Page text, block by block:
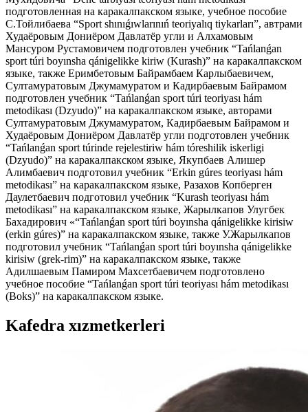
подготовленная на каракалпакском языке, учебное пособие
С.Тойлибаева “Sport shınıǵıwlarınıń teoriyalıq tiykarları”, автрами
Худаёровым Дониёром Давлатёр угли и Алхамовым
Мансуром Рустамовичем подготовлен учебник “Tańlanǵan
sport túri boyınsha qánigelikke kiriw (Kurash)” на каракалпакском
языке, также Еримбетовым Байрамбаем Карлыбаевичем,
Султамуратовым Джумамуратом и Кадирбаевым Байрамом
подготовлен учебник “Tańlanǵan sport túri teoriyası hám
metodikası (Dzyudo)” на каракалпакском языке, авторами
Султамуратовым Джумамуратом, Кадирбаевым Байрамом и
Худаёровым Дониёром Давлатёр угли подготовлен учебник
“Tańlanǵan sport túrinde rejelestiriw hám tóreshilik iskerligi
(Dzyudo)” на каракалпакском языке, Якупбаев Алишер
Алимбаевич подготовил учебник “Erkin gúres teoriyası hám
metodikası” на каракалпакском языке, Разахов Копберген
Даулетбаевич подготовил учебник “Kurash teoriyası hám
metodikası” на каракалпакском языке, Жарылкапов Улугбек
Бахадирович «“Tańlanǵan sport túri boyınsha qánigelikke kirisiw
(erkin gúres)” на каракалпакском языке, также У.Жарылкапов
подготовил учебник “Tańlanǵan sport túri boyınsha qánigelikke
kirisiw (grek-rim)” на каракалпакском языке, также
Адилшаевым Памиром Махсетбаевичем подготовлено
учебное пособие “Tańlanǵan sport túri teoriyası hám metodikası
(Boks)” на каракалпакском языке.
Kafedra xızmеtkerleri